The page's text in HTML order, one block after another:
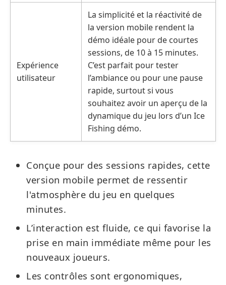
Expérience
utilisateur
La simplicité et la réactivité de
la version mobile rendent la
démo idéale pour de courtes
sessions, de 10 à 15 minutes.
C’est parfait pour tester
l’ambiance ou pour une pause
rapide, surtout si vous
souhaitez avoir un aperçu de la
dynamique du jeu lors d’un Ice
Fishing démo.
Conçue pour des sessions rapides, cette
version mobile permet de ressentir
l'atmosphère du jeu en quelques
minutes.
L’interaction est fluide, ce qui favorise la
prise en main immédiate même pour les
nouveaux joueurs.
Les contrôles sont ergonomiques,